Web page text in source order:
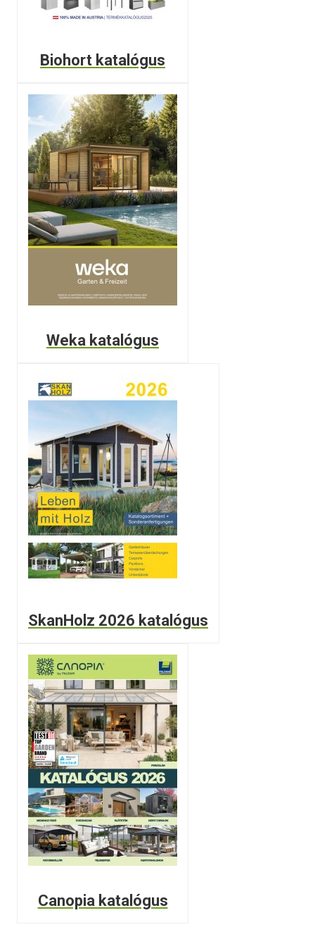
Biohort katalógus
Weka katalógus
SkanHolz 2026 katalógus
Canopia katalógus